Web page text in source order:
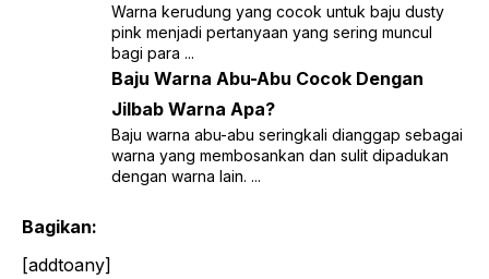
Warna kerudung yang cocok untuk baju dusty
pink menjadi pertanyaan yang sering muncul
bagi para ...
Baju Warna Abu-Abu Cocok Dengan
Jilbab Warna Apa?
Baju warna abu-abu seringkali dianggap sebagai
warna yang membosankan dan sulit dipadukan
dengan warna lain. ...
Bagikan:
[addtoany]